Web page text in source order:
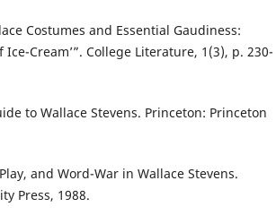
Costumes and Essential Gaudiness:
Ice-Cream’”. College Literature, 1(3), p. 230-
to Wallace Stevens. Princeton: Princeton
and Word-War in Wallace Stevens.
Press, 1988.